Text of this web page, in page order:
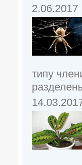
2.06.2017
типу